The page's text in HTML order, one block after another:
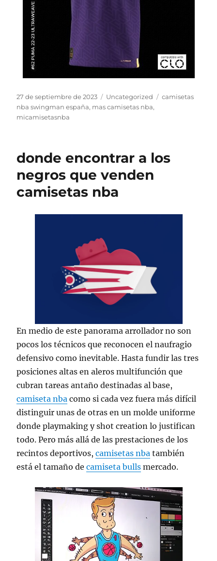
Publicado
el
27 de septiembre de 2023 Categorías
Uncategorized Etiquetas
camisetas
nba swingman españa, mas camisetas nba,
micamisetasnba
donde encontrar a los
negros que venden
camisetas nba
En medio de este panorama arrollador no son
pocos los técnicos que reconocen el naufragio
defensivo como inevitable. Hasta fundir las tres
posiciones altas en aleros multifunción que
cubran tareas antaño destinadas al base,
camiseta nba como si cada vez fuera más difícil
distinguir unas de otras en un molde uniforme
donde playmaking y shot creation lo justifican
todo. Pero más allá de las prestaciones de los
recintos deportivos,camisetas nba también
está el tamaño decamiseta bulls mercado.